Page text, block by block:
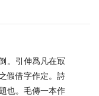
。引伸爲凡在冣
假借字作定。詩
也。毛傳一本作